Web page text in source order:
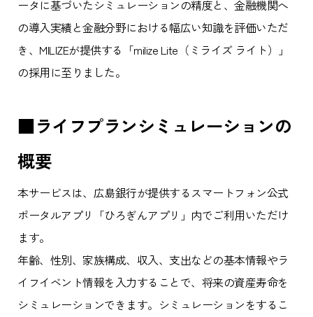
ータに基づいたシミュレーションの精度と、金融機関へ
の導入実績と金融分野における幅広い知識を評価いただ
き、MILIZEが提供する「milize Lite（ミライズ ライト）」
の採用に至りました。
■ライフプランシミュレーションの
概要
本サービスは、広島銀行が提供するスマートフォン公式
ポータルアプリ「ひろぎんアプリ」内でご利用いただけ
ます。
年齢、性別、家族構成、収入、支出などの基本情報やラ
イフイベント情報を入力することで、将来の資産寿命を
シミュレーションできます。シミュレーションをするこ